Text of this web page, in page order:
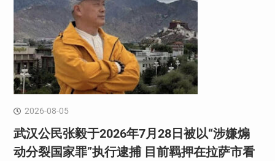
2026-08-05
武汉公民张毅于2026年7月28日被以“涉嫌煽
动分裂国家罪”执行逮捕 目前羁押在拉萨市看